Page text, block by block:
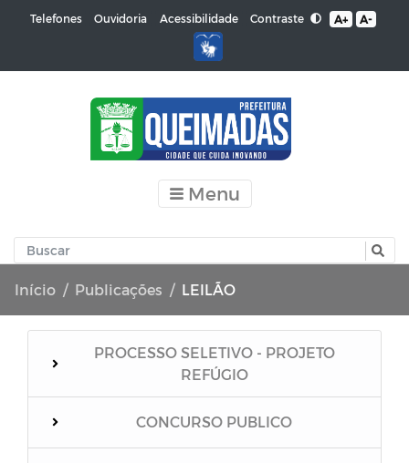
Telefones Ouvidoria Acessibilidade Contraste A+ A-
Menu
Início Publicações LEILÃO
PROCESSO SELETIVO - PROJETO
REFÚGIO
CONCURSO PUBLICO